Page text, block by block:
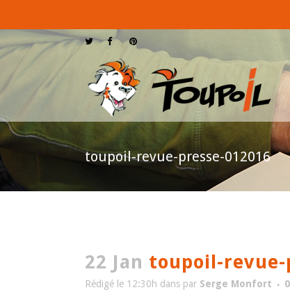
toupoil-revue-presse-012016
22 Jan toupoil-revue-
Rédigé le 12:30h dans par Serge Monfort